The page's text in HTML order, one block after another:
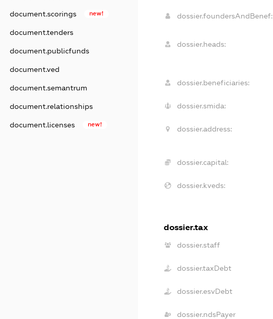
document.scorings new!
document.tenders
document.publicfunds
document.ved
document.semantrum
document.relationships
document.licenses new!
dossier.foundersAndBenef:
dossier.heads:
dossier.beneficiaries:
dossier.smida:
dossier.address:
dossier.capital:
dossier.kveds:
dossier.tax
dossier.staff
dossier.taxDebt
dossier.esvDebt
dossier.ndsPayer